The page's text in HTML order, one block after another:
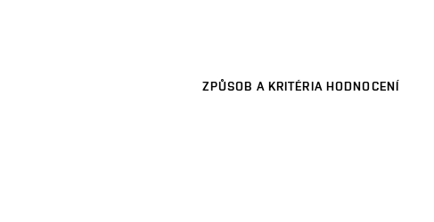
ZPŮSOB A KRITÉRIA HODNOCENÍ